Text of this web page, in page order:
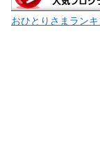
おひとりさまラン